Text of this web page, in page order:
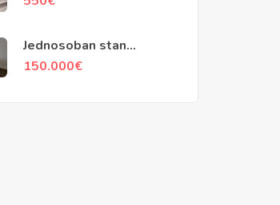
Jednosoban stan
površine 48m2, Ilino, Bar
150.000€